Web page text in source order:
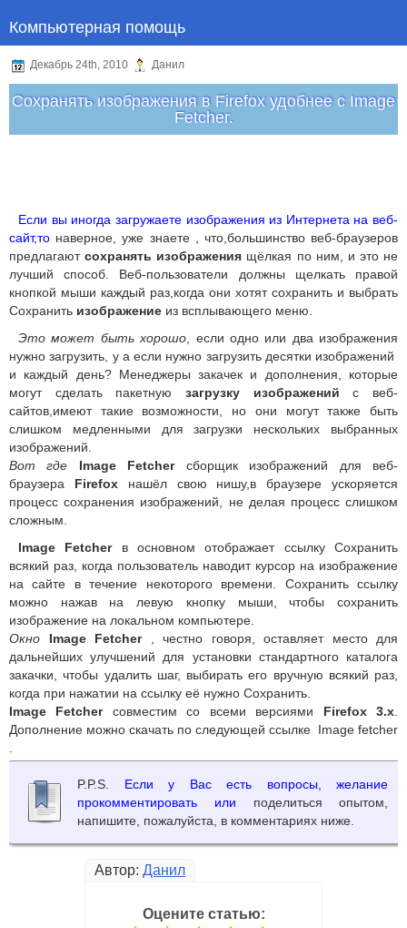
Компьютерная помощь
Декабрь 24th, 2010 Данил
Сохранять изображения в Firefox удобнее с Image
Fetcher.
Если вы иногда загружаете изображения из Интернета на веб-
сайт,то наверное, уже знаете , что,большинство веб-браузеров
предлагаютсохранять изображения щёлкая по ним, и это не
лучший способ. Веб-пользователи должны щелкать правой
кнопкой мыши каждый раз,когда они хотят сохранить и выбрать
Сохранить изображение из всплывающего меню.
Это может быть хорошо , если одно или два изображения
нужно загрузить, у а если нужно загрузить десятки изображений
и каждый день? Менеджеры закачек и дополнения, которые
могут сделать пакетную загрузку изображений с веб-
сайтов,имеют такие возможности, но они могут также быть
слишком медленными для загрузки нескольких выбранных
изображений.
Вот где
Image Fetcherсборщик изображений для веб-
браузера Firefoxнашёл свою нишу,в браузере ускоряется
процесс сохранения изображений, не делая процесс слишком
сложным.
Image Fetcherв основном отображает ссылку Сохранить
всякий раз, когда пользователь наводит курсор на изображение
на сайте в течение некоторого времени. Сохранить ссылку
можно нажав на левую кнопку мыши, чтобы сохранить
изображение на локальном компьютере.
Окно
Image Fetcher, честно говоря, оставляет место для
дальнейших улучшений для установки стандартного каталога
закачки, чтобы удалить шаг, выбирать его вручную всякий раз,
когда при нажатии на ссылку её нужно Сохранить.
Image Fetcherсовместим со всеми версиями Firefox 3.x
Дополнение можно скачать по следующей ссылке Image fetcher
P.P.S. Если у Вас есть вопросы, желание
прокомментировать или поделиться опытом,
напишите, пожалуйста, в комментариях ниже.
Автор: Данил
Оцените статью: